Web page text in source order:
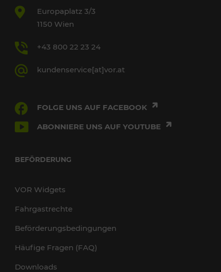
Europaplatz 3/3
1150 Wien
+43 800 22 23 24
kundenservice[at]vor.at
FOLGE UNS AUF FACEBOOK
ABONNIERE UNS AUF YOUTUBE
BEFÖRDERUNG
VOR Widgets
Fahrgastrechte
Beförderungsbedingungen
Häufige Fragen (FAQ)
Downloads